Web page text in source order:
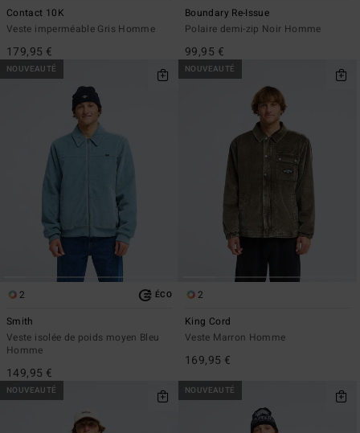
Contact 10K
Veste imperméable Gris Homme
179,95 €
Boundary Re-Issue
Polaire demi-zip Noir Homme
99,95 €
NOUVEAUTÉ
2 ÉCO
Smith
Veste isolée de poids moyen Bleu
Homme
149,95 €
NOUVEAUTÉ
2
King Cord
Veste Marron Homme
169,95 €
NOUVEAUTÉ NOUVEAUTÉ